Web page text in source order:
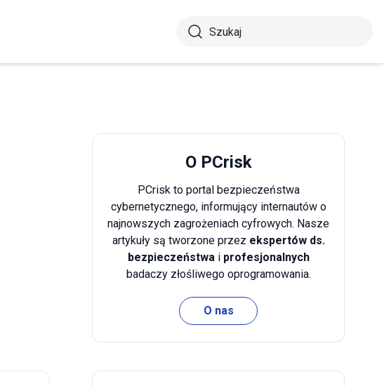
O PCrisk
PCrisk to portal bezpieczeństwa
cybernetycznego, informujący internautów o
najnowszych zagrożeniach cyfrowych. Nasze
artykuły są tworzone przez ekspertów ds.
bezpieczeństwai profesjonalnych
badaczy złośliwego oprogramowania.
O nas